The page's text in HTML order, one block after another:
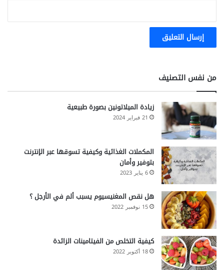
من نفس التصنيف
زيادة الميلاتونين بصورة طبيعية
21 فبراير 2024
المكملات الغذائية وكيفية تسوقها عبر الإنترنت
بتوفير وأمان
6 يناير 2023
هل نقص المغنيسيوم يسبب ألم في الأرجل ؟
15 نوفمبر 2022
كيفية التخلص من الفيتامينات الزائدة
18 أكتوبر 2022